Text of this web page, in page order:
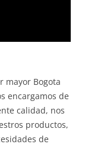
mayor Bogota
encargamos de
calidad, nos
productos,
de